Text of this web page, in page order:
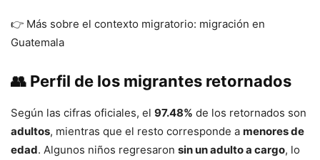
👉 Más sobre el contexto migratorio: migración en
Guatemala
👥 Perfil de los migrantes retornados
Según las cifras oficiales, el 97.48% de los retornados son
adultos, mientras que el resto corresponde a menores de
edad. Algunos niños regresaron sin un adulto a cargo, lo